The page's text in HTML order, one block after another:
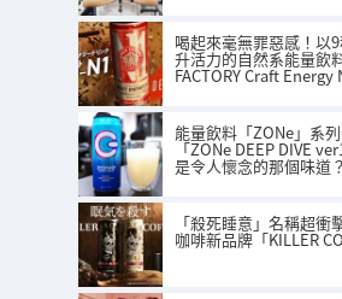
喝起來毫無罪惡感！以
升活力的自然系能量飲
FACTORY Craft Energy
能量飲料「ZONe」系
「ZONe DEEP DIVE
是令人懷念的那個味道
「殺死睡意」名稱超衝
咖啡新品牌「KILLER